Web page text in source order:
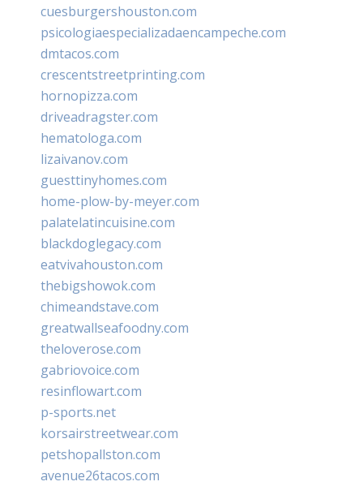
cuesburgershouston.com
psicologiaespecializadaencampeche.com
dmtacos.com
crescentstreetprinting.com
hornopizza.com
driveadragster.com
hematologa.com
lizaivanov.com
guesttinyhomes.com
home-plow-by-meyer.com
palatelatincuisine.com
blackdoglegacy.com
eatvivahouston.com
thebigshowok.com
chimeandstave.com
greatwallseafoodny.com
theloverose.com
gabriovoice.com
resinflowart.com
p-sports.net
korsairstreetwear.com
petshopallston.com
avenue26tacos.com